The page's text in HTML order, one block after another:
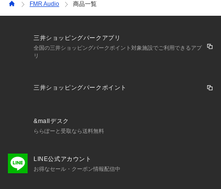
FMR Audio 商品一覧
三井ショッピングパークアプリ
全国の三井ショッピングパークポイント対象施設でご利用できるアプ
リ
三井ショッピングパークポイント
&mallデスク
ららぽーと受取なら送料無料
LINE公式アカウント
お得なセール・クーポン情報配信中